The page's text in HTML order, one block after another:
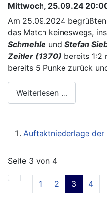
Mittwoch, 25.09.24
Am 25.09.2024
das Match keineswegs,
Schmehle und Stefan
Zeitler (1370) bereits 1:2
bereits 5 Punke zurück
Weiterlesen …
Auftaktniederlage der
Seite 3 von 4
1 2 3 4